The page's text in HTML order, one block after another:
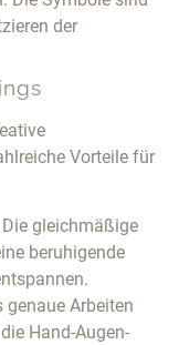
der
Vorteile für
Die gleichmäßige
beruhigende
genaue Arbeiten
Hand-Augen-